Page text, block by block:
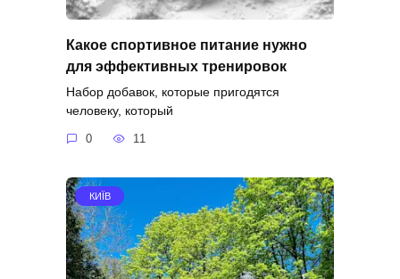
Какое спортивное питание нужно
для эффективных тренировок
Набор добавок, которые пригодятся
человеку, который
0 11
КИЇВ